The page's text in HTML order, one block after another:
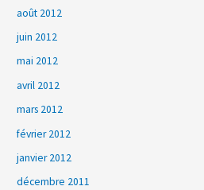
août 2012
juin 2012
mai 2012
avril 2012
mars 2012
février 2012
janvier 2012
décembre 2011